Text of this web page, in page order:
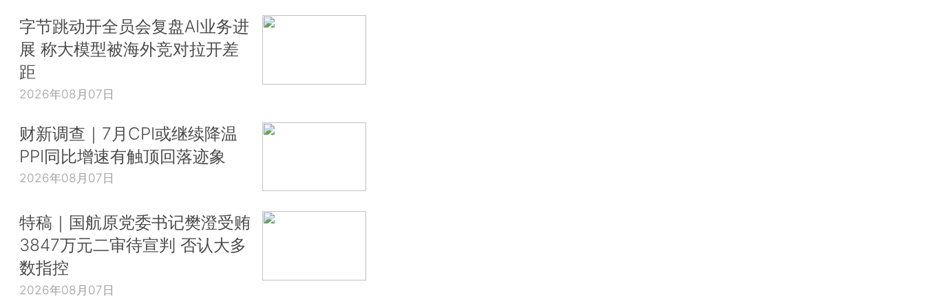
字节跳动开全员会复盘AI业务进
展 称大模型被海外竞对拉开差
距
2026年08月07日
财新调查｜7月CPI或继续降温
PPI同比增速有触顶回落迹象
2026年08月07日
特稿｜国航原党委书记樊澄受贿
3847万元二审待宣判 否认大多
数指控
2026年08月07日